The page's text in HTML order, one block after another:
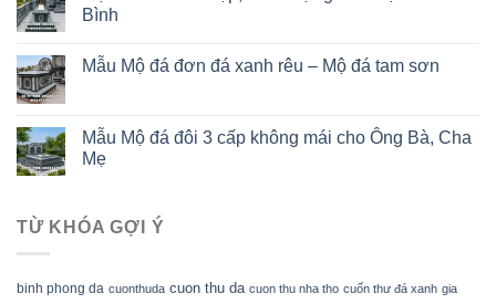
Bình
Mẫu Mộ đá đơn đá xanh rêu – Mộ đá tam sơn
Mẫu Mộ đá đôi 3 cấp không mái cho Ông Bà, Cha
Mẹ
TỪ KHÓA GỢI Ý
binh phong da cuonthuda cuon thu da cuon thu nha tho cuốn thư đá xanh gia